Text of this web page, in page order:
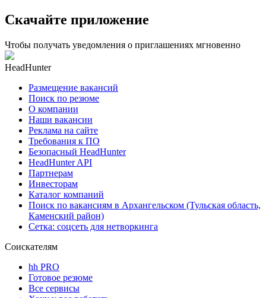
Скачайте приложение
Чтобы получать уведомления о приглашениях мгновенно
HeadHunter
Размещение вакансий
Поиск по резюме
О компании
Наши вакансии
Реклама на сайте
Требования к ПО
Безопасный HeadHunter
HeadHunter API
Партнерам
Инвесторам
Каталог компаний
Поиск по вакансиям в Архангельском (Тульская область,
Каменский район)
Сетка: соцсеть для нетворкинга
Соискателям
hh PRO
Готовое резюме
Все сервисы